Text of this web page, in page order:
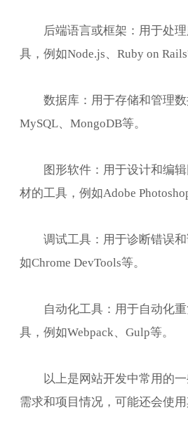
后端语言或框架：用于处理
具，例如Node.js、Ruby on Rails
数据库：用于存储和管理
MySQL、MongoDB等。
图形软件：用于设计和编
材的工具，例如Adobe
调试工具：用于诊断错误
如Chrome DevTools等。
自动化工具：用于自动化重
具，例如Webpack、Gulp等。
以上是网站开发中常用的
需求和项目情况，可能还会使用